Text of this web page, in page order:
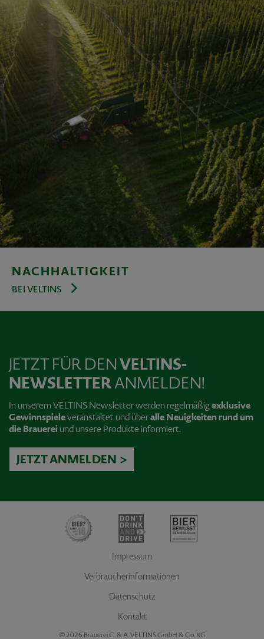
NACHHALTIGKEIT
BEI VELTINS
JETZT FÜR DENVELTINS-
NEWSLETTERANMELDEN!
In unserem VELTINS Newsletter werden regelmäßigexklusive
Gewinnspieleveranstaltet und überalle Neuigkeiten rund um
die Brauerei und unsere Produkte informiert.
JETZT ANMELDEN >
Impressum
Verbraucherinformationen
Datenschutz
Kontakt
© 2026 Brauerei C. & A. VELTINS GmbH & Co. KG